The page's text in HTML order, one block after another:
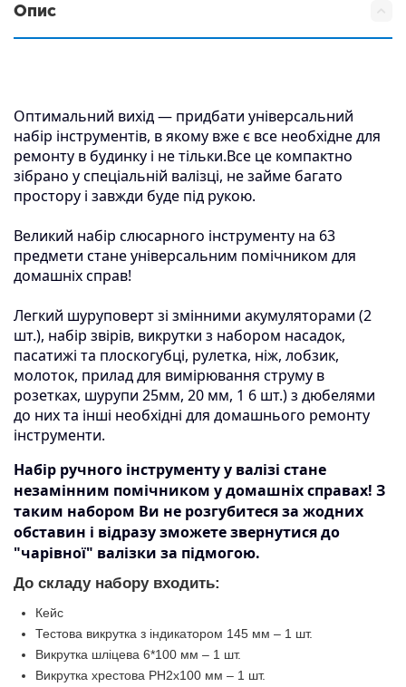
Опис
Оптимальний вихід — придбати універсальний
набір інструментів, в якому вже є все необхідне для
ремонту в будинку і не тільки.Все це компактно
зібрано у спеціальній валізці, не займе багато
простору і завжди буде під рукою.
Великий набір слюсарного інструменту на 63
предмети стане універсальним помічником для
домашніх справ!
Легкий шуруповерт зі змінними акумуляторами (2
шт.), набір звірів, викрутки з набором насадок,
пасатижі та плоскогубці, рулетка, ніж, лобзик,
молоток, прилад для вимірювання струму в
розетках, шурупи 25мм, 20 мм, 1 6 шт.) з дюбелями
до них та інші необхідні для домашнього ремонту
інструменти.
Набір ручного інструменту у валізі стане
незамінним помічником у домашніх справах! З
таким набором Ви не розгубитеся за жодних
обставин і відразу зможете звернутися до
"чарівної" валізки за підмогою.
До складу набору входить:
Кейс
Тестова викрутка з індикатором 145 мм – 1 шт.
Викрутка шліцева 6*100 мм – 1 шт.
Викрутка хрестова PH2x100 мм – 1 шт.